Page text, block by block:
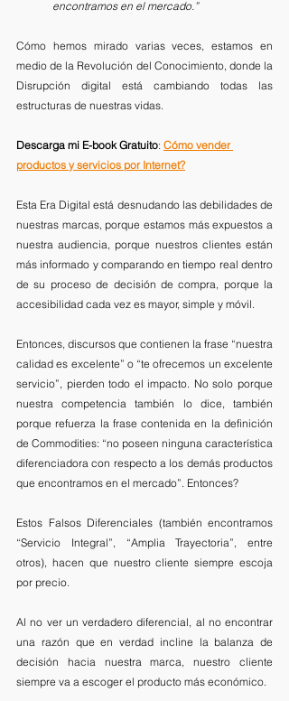
encontramos en el mercado.”
Cómo hemos mirado varias veces, estamos en
medio de la Revolución del Conocimiento, donde la
Disrupción digital está cambiando todas las
estructuras de nuestras vidas.
Descarga mi E-book Gratuito: Cómo vender
productos y servicios por Internet?
Esta Era Digital está desnudando las debilidades de
nuestras marcas, porque estamos más expuestos a
nuestra audiencia, porque nuestros clientes están
más informado y comparando en tiempo real dentro
de su proceso de decisión de compra, porque la
accesibilidad cada vez es mayor, simple y móvil.
Entonces, discursos que contienen la frase “nuestra
calidad es excelente” o “te ofrecemos un excelente
servicio”, pierden todo el impacto. No solo porque
nuestra competencia también lo dice, también
porque refuerza la frase contenida en la definición
de Commodities: “no poseen ninguna característica
diferenciadora con respecto a los demás productos
que encontramos en el mercado”. Entonces?
Estos Falsos Diferenciales (también encontramos
“Servicio Integral”, “Amplia Trayectoria”, entre
otros), hacen que nuestro cliente siempre escoja
por precio.
Al no ver un verdadero diferencial, al no encontrar
una razón que en verdad incline la balanza de
decisión hacia nuestra marca, nuestro cliente
siempre va a escoger el producto más económico.